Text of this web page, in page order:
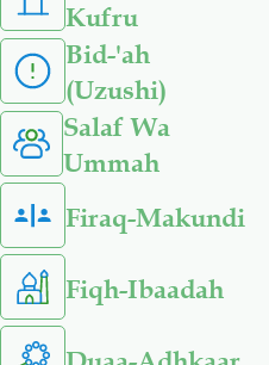
Kufru
Bid-'ah
(Uzushi)
Salaf Wa
Ummah
Firaq-Makundi
Fiqh-Ibaadah